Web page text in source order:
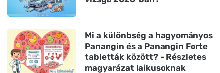
Mi a különbség a hagyományos
Panangin és a Panangin Forte
tabletták között? - Részletes
magyarázat laikusoknak